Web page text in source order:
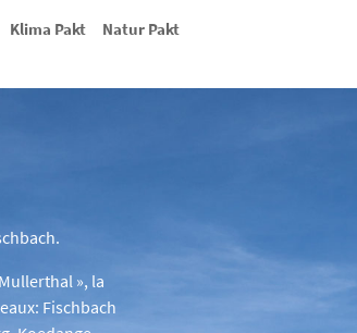
Klima Pakt Natur Pakt
», la
Fischbach